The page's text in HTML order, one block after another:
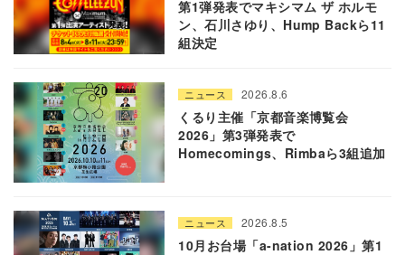
第1弾発表でマキシマム ザ ホルモ
ン、石川さゆり、Hump Backら11
組決定
ニュース 2026.8.6
くるり主催「京都音楽博覧会
2026」第3弾発表で
Homecomings、Rimbaら3組追加
ニュース 2026.8.5
10月お台場「a-nation 2026」第1